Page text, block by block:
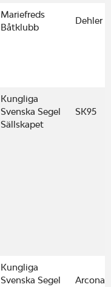
Mariefreds
Båtklubb
Dehler
Kungliga
Svenska Segel
Sällskapet
SK95
Kungliga
Svenska Segel
Arcona